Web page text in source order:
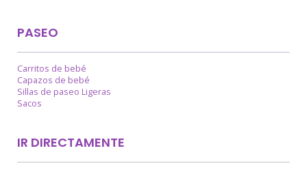
PASEO
Carritos de bebé
Capazos de bebé
Sillas de paseo Ligeras
Sacos
IR DIRECTAMENTE